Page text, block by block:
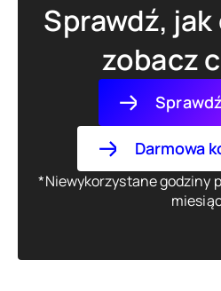
Sprawdź, jak
zobacz
Darmowa
*Niewykorzystane godziny